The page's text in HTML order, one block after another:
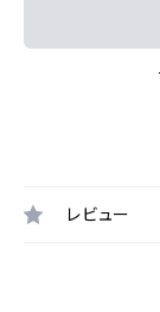
レビュー